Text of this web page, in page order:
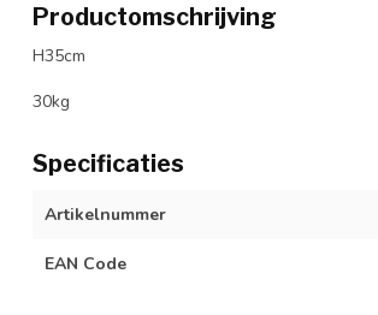
Productomschrijving
H35cm
30kg
Specificaties
Artikelnummer
EAN Code